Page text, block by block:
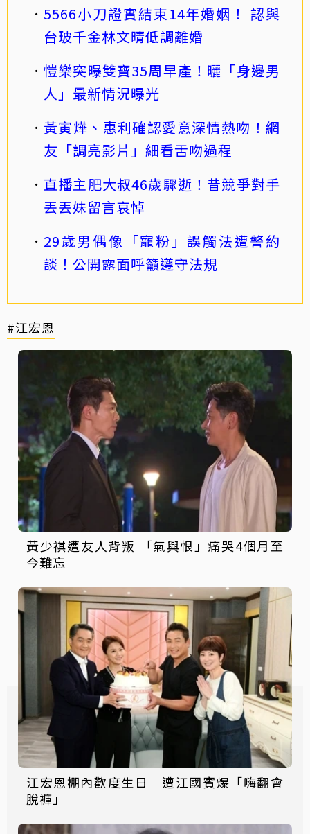
5566小刀證實結束14年婚姻！ 認與
台玻千金林文晴低調離婚
愷樂突曝雙寶35周早產！曬「身邊男
人」最新情況曝光
黃寅燁、惠利確認愛意深情熱吻！網
友「調亮影片」細看舌吻過程
直播主肥大叔46歲驟逝！昔競爭對手
丟丟妹留言哀悼
29歲男偶像「寵粉」誤觸法遭警約
談！公開露面呼籲遵守法規
#江宏恩
黃少祺遭友人背叛 「氣與恨」痛哭4個月至
今難忘
江宏恩棚內歡度生日 遭江國賓爆「嗨翻會
脫褲」